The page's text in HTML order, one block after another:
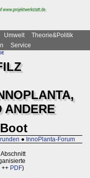
Umwelt
Theorie&Politik
Service
ANDERE
● InnoPlanta-Forum
++ PDF)